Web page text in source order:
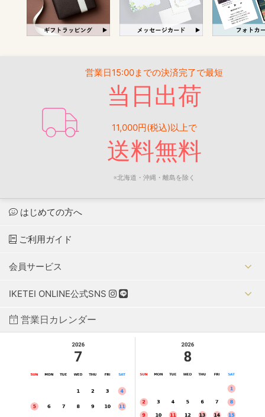
営業日15:00までの決済完了で最短
当日出荷
11,000円(税込)以上で
送料無料
※北海道・沖縄・離島を除く
はじめての方へ
ご利用ガイド
会員サービス
IKETEI ONLINE公式SNS
営業日カレンダー